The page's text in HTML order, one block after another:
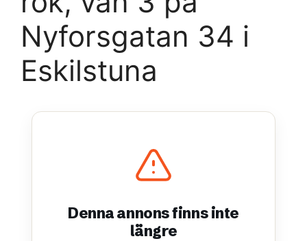
Nyforsgatan 34 i
Eskilstuna
Denna annons finns inte
längre